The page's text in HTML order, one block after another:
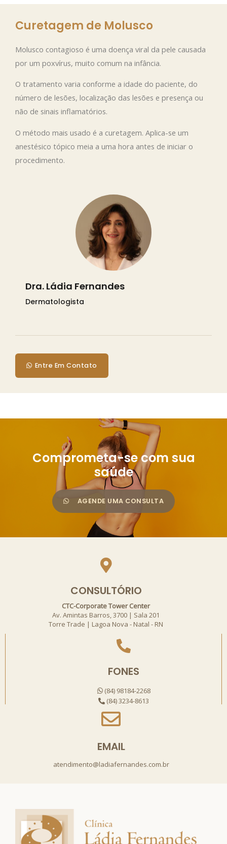
Curetagem de Molusco
Molusco contagioso é uma doença viral da pele causada
por um poxvírus, muito comum na infância.
O tratamento varia conforme a idade do paciente, do
número de lesões, localização das lesões e presença ou
não de sinais inflamatórios.
O método mais usado é a curetagem. Aplica-se um
anestésico tópico meia a uma hora antes de iniciar o
procedimento.
Dra. Ládia Fernandes
Dermatologista
Entre Em Contato
Comprometa-se com sua
saúde
AGENDE UMA CONSULTA
CONSULTÓRIO
CTC-Corporate Tower Center
Av. Amintas Barros, 3700 | Sala 201
Torre Trade | Lagoa Nova - Natal - RN
FONES
(84) 98184-2268
(84) 3234-8613
EMAIL
atendimento@ladiafernandes.com.br